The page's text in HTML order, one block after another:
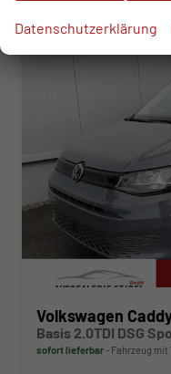
ab 359,– € mtl.
Volkswagen
Basis 2.0TDI DSG
sofort lieferbar Fahrzeug mit
Datenschutzerklärung